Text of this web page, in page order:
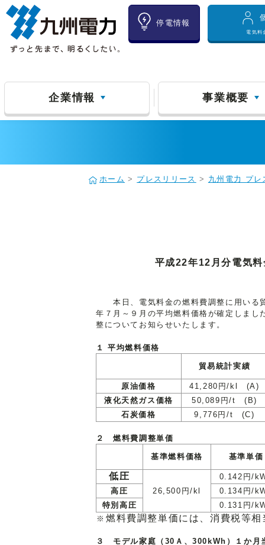
停電情報
電気料
企業情報 事業概要
ホーム > プレスリリース > 九州電力 プレ
平成22年12月分電気
本日、電気料金の燃料費調整に用いる
年７月～９月の平均燃料価格が確定しま
整についてお知らせいたします。
１ 平均燃料価格
貿易統計実績
原油価格
41,280円/kl (A)
液化天然ガス価格
50,089円/t (B)
石炭価格
9,776円/t (C)
２ 燃料費調整単価
基準燃料価格 基準単価
低圧
26,500円/kl
0.142円/
高圧
0.134円/
特別高圧
0.131円/
※ 燃料費調整単価には、消費税等
３ モデル家庭（30Ａ、300kWh）１か月